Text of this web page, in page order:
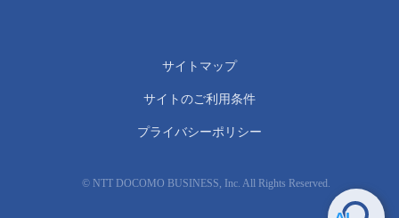
© NTT DOCOMO BUSINESS, Inc. All Rights Reserved.
サイトマップ
サイトのご利用条件
プライバシーポリシー